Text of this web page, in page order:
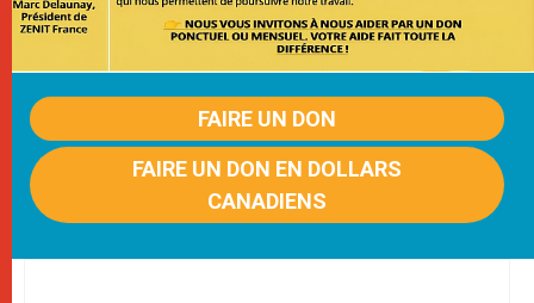
FAIRE UN DON
FAIRE UN DON EN DOLLARS
CANADIENS